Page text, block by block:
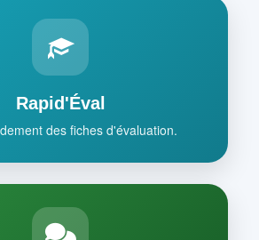
Rapid'Éval
des fiches d'évaluation.